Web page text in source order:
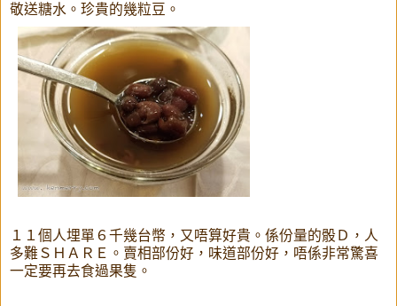
敬送糖水。珍貴的幾粒豆。
１１個人埋單６千幾台幣，又唔算好貴。係份量的骰Ｄ，人
多難ＳＨＡＲＥ。賣相部份好，味道部份好，唔係非常驚喜
一定要再去食過果隻。